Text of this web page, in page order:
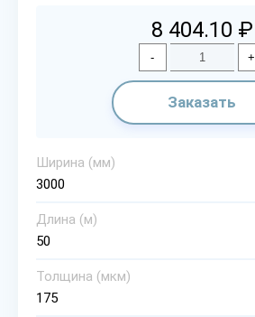
8 404.10 ₽
- +
Заказать
Ширина (мм)
3000
Длина (м)
50
Толщина (мкм)
175